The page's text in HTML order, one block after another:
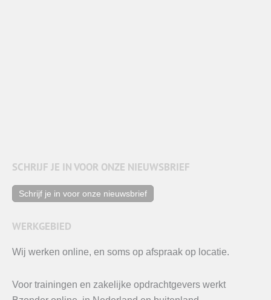
SCHRIJF JE IN VOOR ONZE NIEUWSBRIEF
Schrijf je in voor onze nieuwsbrief
WERKGEBIED
Wij werken online, en soms op afspraak op locatie.
Voor trainingen en zakelijke opdrachtgevers werkt